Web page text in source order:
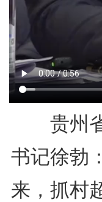
贵州省
书记徐勃
来，抓村